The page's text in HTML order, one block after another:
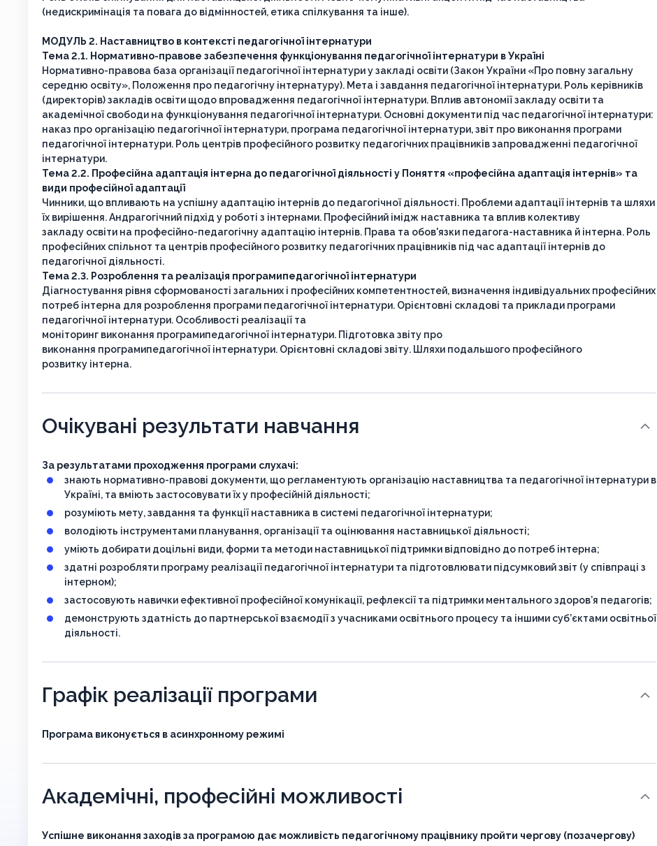
(недискримінація та повага до відмінностей, етика спілкування та інше).
МОДУЛЬ 2. Наставництво в контексті педагогічної інтернатури
Тема 2.1. Нормативно-правове забезпечення функціонування педагогічної інтернатури в Україні
Нормативно-правова база організації педагогічної інтернатури у закладі освіти (Закон України «Про повну загальну
середню освіту», Положення про педагогічну інтернатуру). Мета і завдання педагогічної інтернатури. Роль керівників
(директорів) закладів освіти щодо впровадження педагогічної інтернатури. Вплив автономії закладу освіти та
академічної свободи на функціонування педагогічної інтернатури. Основні документи під час педагогічної інтернатури:
наказ про організацію педагогічної інтернатури, програма педагогічної інтернатури, звіт про виконання програми
педагогічної інтернатури. Роль центрів професійного розвитку педагогічних працівників запровадженні педагогічної
інтернатури.
Тема 2.2. Професійна адаптація інтерна до педагогічної діяльності y Поняття «професійна адаптація інтернів» та
види професійної адаптації
Чинники, що впливають на успішну адаптацію інтернів до педагогічної діяльності. Проблеми адаптації інтернів та шляхи
їх вирішення. Андрагогічний підхід у роботі з інтернами. Професійний імідж наставника та вплив колективу
закладу освіти на професійно-педагогічну адаптацію інтернів. Права та обов'язки педагога-наставника й інтерна. Роль
професійних спільнот та центрів професійного розвитку педагогічних працівників під час адаптації інтернів до
педагогічної діяльності.
Тема 2.3. Розроблення та реалізація програмипедагогічної інтернатури
Діагностування рівня сформованості загальних і професійних компетентностей, визначення індивідуальних професійних
потреб інтерна для розроблення програми педагогічної інтернатури. Орієнтовні складові та приклади програми
педагогічної інтернатури. Особливості реалізації та
моніторинг виконання програмипедагогічної інтернатури. Підготовка звіту про
виконання програмипедагогічної інтернатури. Орієнтовні складові звіту. Шляхи подальшого професійного
розвитку інтерна.
Очікувані результати навчання
За результатами проходження програми слухачі:
знають нормативно-правові документи, що регламентують організацію наставництва та педагогічної інтернатури в
Україні, та вміють застосовувати їх у професійній діяльності;
розуміють мету, завдання та функції наставника в системі педагогічної інтернатури;
володіють інструментами планування, організації та оцінювання наставницької діяльності;
уміють добирати доцільні види, форми та методи наставницької підтримки відповідно до потреб інтерна;
здатні розробляти програму реалізації педагогічної інтернатури та підготовлювати підсумковий звіт (у співпраці з
інтерном);
застосовують навички ефективної професійної комунікації, рефлексії та підтримки ментального здоров’я педагогів;
демонструють здатність до партнерської взаємодії з учасниками освітнього процесу та іншими суб’єктами освітньої
діяльності.
Графік реалізації програми
Програма виконується в асинхронному режимі
Академічні, професійні можливості
Успішне виконання заходів за програмою дає можливість педагогічному працівнику пройти чергову (позачергову)